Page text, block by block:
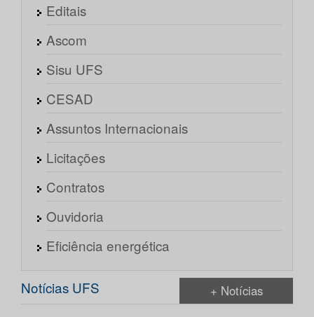
Editais
Ascom
Sisu UFS
CESAD
Assuntos Internacionais
Licitações
Contratos
Ouvidoria
Eficiência energética
Notícias UFS + Notícias